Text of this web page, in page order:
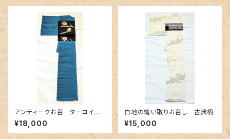
アンティークお召 ターコイズ
ブルーに黒ボーダー柄
¥18,000
白地の縫い取りお召し 古典柄
¥15,000